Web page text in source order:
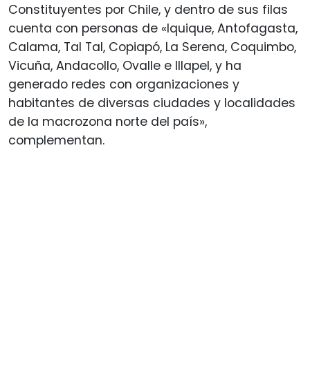
Constituyentes por Chile, y dentro de sus filas
cuenta con personas de «Iquique, Antofagasta,
Calama, Tal Tal, Copiapó, La Serena, Coquimbo,
Vicuña, Andacollo, Ovalle e Illapel, y ha
generado redes con organizaciones y
habitantes de diversas ciudades y localidades
de la macrozona norte del país»,
complementan.